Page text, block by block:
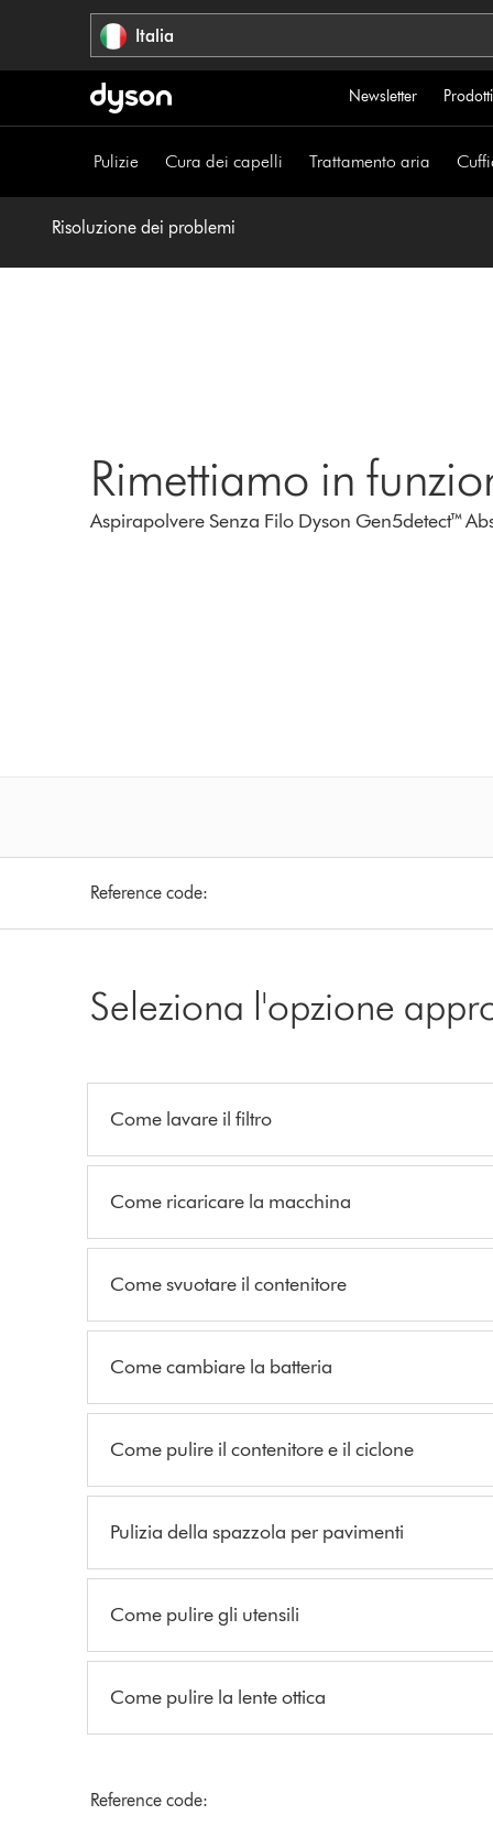
Italia
Newsletter
Pulizie Cura dei capelli Trattamento aria
Risoluzione dei problemi
Rimettiamo in
Aspirapolvere Senza Filo Dyson Gen5detect™
Reference code:
Seleziona l'opzione
Come lavare il filtro
Come ricaricare la macchina
Come svuotare il contenitore
Come cambiare la batteria
Come pulire il contenitore e il ciclone
Pulizia della spazzola per pavimenti
Come pulire gli utensili
Come pulire la lente ottica
Reference code: